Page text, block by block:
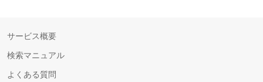
サービス概要
検索マニュアル
よくある質問